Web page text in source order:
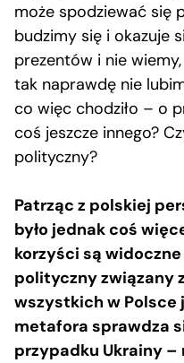
może spodziewać się
budzimy się i okazuje
prezentów i nie
tak naprawdę nie
co więc chodziło – o
coś jeszcze innego?
polityczny?
Patrząc z polskiej
było jednak coś
korzyści są widoczne
polityczny związany
wszystkich w Polsce
metafora sprawdza
przypadku Ukrainy